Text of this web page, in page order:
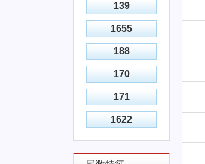
139
1655
188
170
171
1622